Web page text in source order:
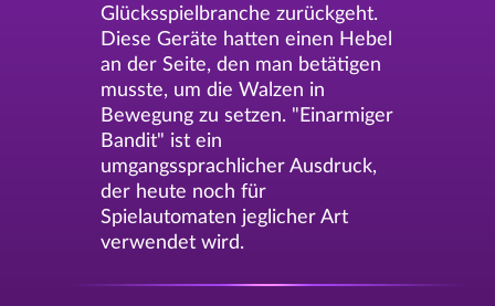
Glücksspielbranche zurückgeht.
Diese Geräte hatten einen Hebel
an der Seite, den man betätigen
musste, um die Walzen in
Bewegung zu setzen. "Einarmiger
Bandit" ist ein
umgangssprachlicher Ausdruck,
der heute noch für
Spielautomaten jeglicher Art
verwendet wird.